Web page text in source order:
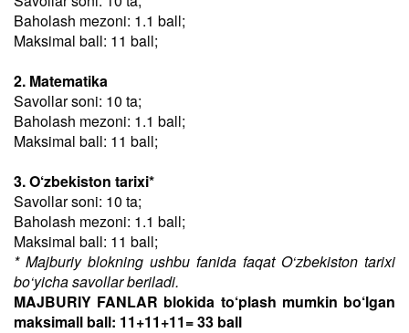
Baholash mezoni: 1.1 ball;
Maksimal ball: 11 ball;
2. Matematika
Savollar soni: 10 ta;
Baholash mezoni: 1.1 ball;
Maksimal ball: 11 ball;
3. O‘zbekiston tarixi*
Savollar soni: 10 ta;
Baholash mezoni: 1.1 ball;
Maksimal ball: 11 ball;
* Majburiy blokning ushbu fanida faqat O‘zbekiston tarixi
bo‘yicha savollar beriladi.
MAJBURIY FANLAR blokida to‘plash mumkin bo‘lgan
maksimall ball: 11+11+11= 33 ball